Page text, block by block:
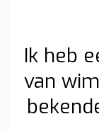
Ik heb
van